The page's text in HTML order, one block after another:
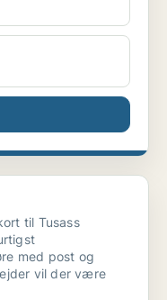
til Tusass
med post og
vil der være